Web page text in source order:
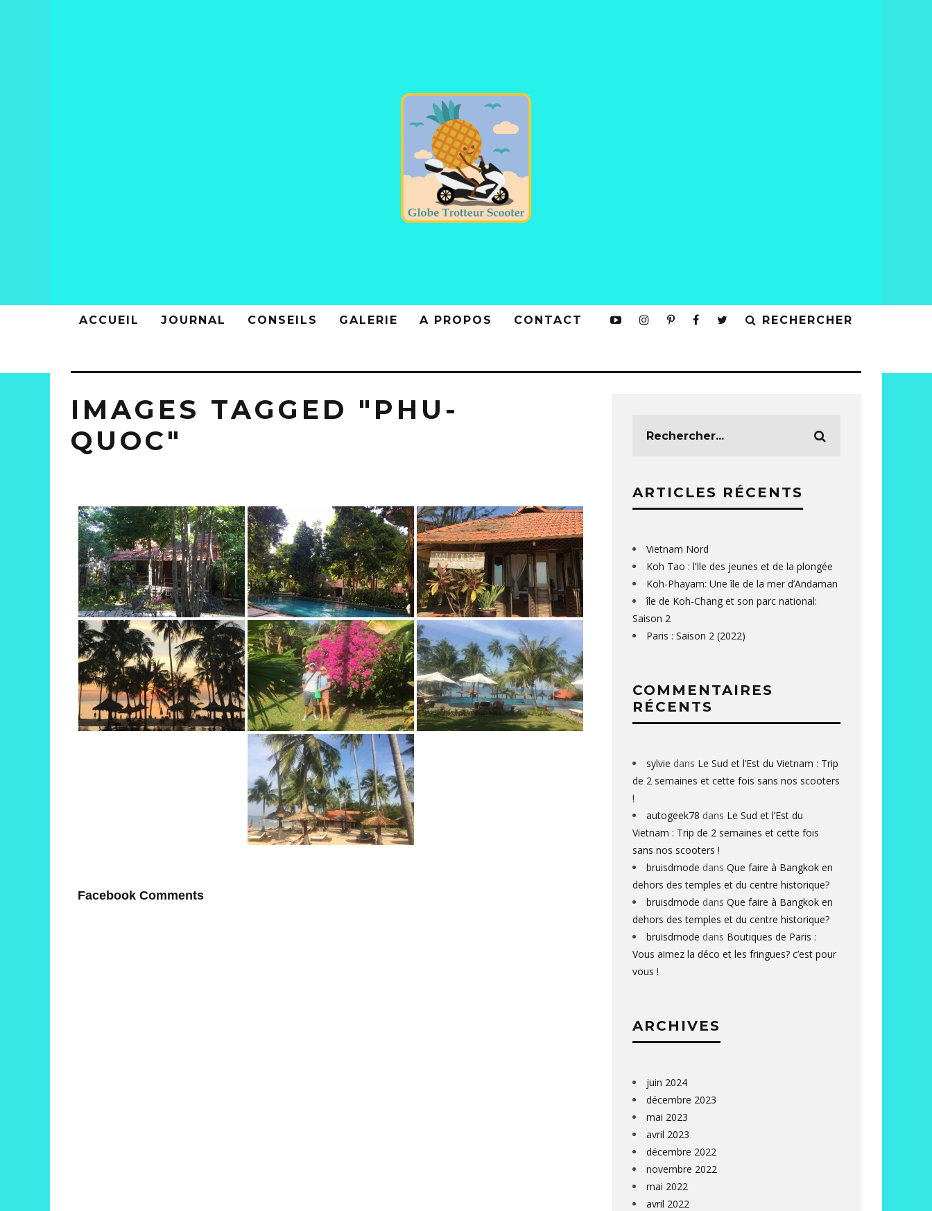
ACCUEIL JOURNAL CONSEILS GALERIE A PROPOS CONTACT RECHERCHER
IMAGES TAGGED "PHU-
QUOC"
Facebook Comments
ARTICLES RÉCENTS
Vietnam Nord
Koh Tao : l’Ile des jeunes et de la plongée
Koh-Phayam: Une île de la mer d’Andaman
île de Koh-Chang et son parc national:
Saison 2
Paris : Saison 2 (2022)
COMMENTAIRES
RÉCENTS
sylvie dans Le Sud et l’Est du Vietnam : Trip
de 2 semaines et cette fois sans nos scooters
!
autogeek78 dans Le Sud et l’Est du
Vietnam : Trip de 2 semaines et cette fois
sans nos scooters !
bruisdmode dans Que faire à Bangkok en
dehors des temples et du centre historique?
bruisdmode dans Que faire à Bangkok en
dehors des temples et du centre historique?
bruisdmode dans Boutiques de Paris :
Vous aimez la déco et les fringues? c’est pour
vous !
ARCHIVES
juin 2024
décembre 2023
mai 2023
avril 2023
décembre 2022
novembre 2022
mai 2022
avril 2022